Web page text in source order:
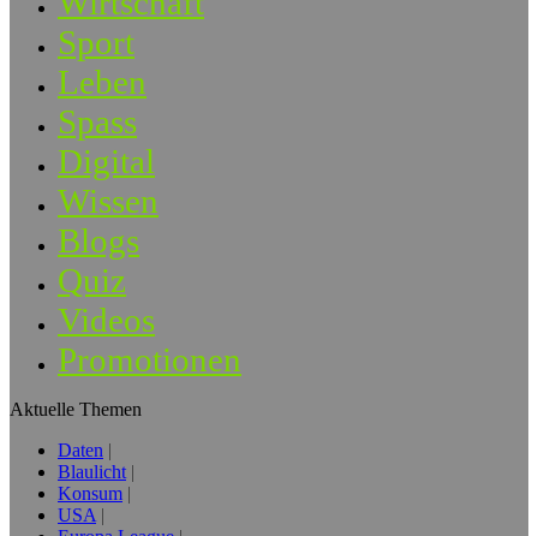
Sport
Leben
Spass
Digital
Wissen
Blogs
Quiz
Videos
Promotionen
Aktuelle Themen
Daten
Blaulicht
Konsum
USA